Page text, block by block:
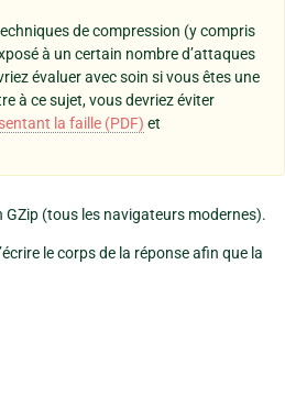
de compression (y compris
à un certain nombre d’attaques
évaluer avec soin si vous êtes une
à ce sujet, vous devriez éviter
la faille (PDF) et
(tous les navigateurs modernes).
le corps de la réponse afin que la